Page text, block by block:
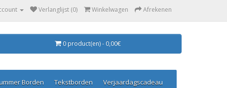
Verlanglijst (0) Winkelwagen Afrekenen
0 product(en) - 0,00€
Borden Tekstborden Verjaardagscadeau